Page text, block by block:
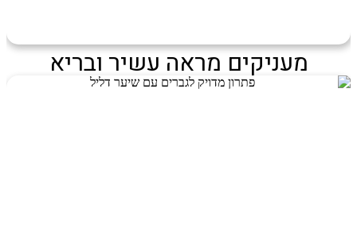
מעניקים מראה עשיר ובריא